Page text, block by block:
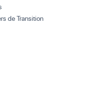
de Transition